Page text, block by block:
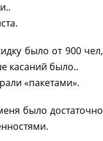
было от 900 чел,
касаний было..
«пакетами».
было достаточно